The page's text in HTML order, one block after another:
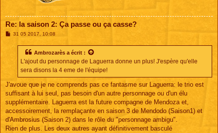
Re: la saison 2: Ça passe ou ça casse?
M31 05 2017, 10:08
Ambrozarès a écrit :
L'ajout du personnage de Laguerra donne un plus! J'espère qu'elle
sera disons la 4 eme de l'équipe!
J'avoue que je ne comprends pas ce fantasme sur Laguerra: le trio est
suffisant à lui seul, pas besoin d'un autre personnage ou d'un élu
supplémentaire. Laguerra est la future compagne de Mendoza et,
accessoirement, la remplaçante en saison 3 de Mendodo (Saison1) et
d'Ambrosius (Saison 2) dans le rôle du "personnage ambigu".
Rien de plus. Les deux autres ayant définitivement basculé